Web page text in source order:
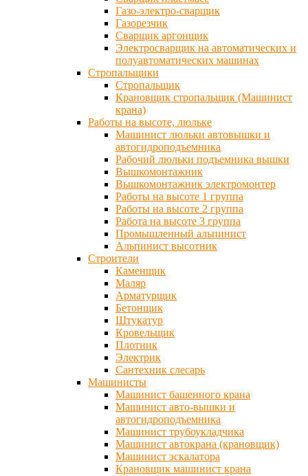
Газо-электро-сварщик
Газорезчик
Сварщик аргонщик
Электросварщик на автоматических и
полуавтоматических машинах
Стропальщики
Стропальщик
Крановщик стропальщик (Машинист
крана)
Работы на высоте, люльке
Машинист люльки автовышки и
автогидроподъемника
Рабочий люльки подъемника вышки
Вышкомонтажник
Вышкомонтажник электромонтер
Работы на высоте 1 группа
Работы на высоте 2 группа
Работа на высоте 3 группа
Промышленный альпинист
Альпинист высотник
Строители
Каменщик
Маляр
Арматурщик
Бетонщик
Штукатур
Кровельщик
Плотник
Электрик
Сантехник слесарь
Машинисты
Машинист башенного крана
Машинист авто-вышки и
автогидроподъемника
Машинист трубоукладчика
Машинист автокрана (крановщик)
Машинист эскалатора
Крановщик машинист крана